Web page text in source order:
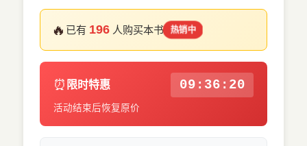
🔥 已有 196 人购买本书 热销中
⏰ 限时特惠 09:36:19
活动结束后恢复原价